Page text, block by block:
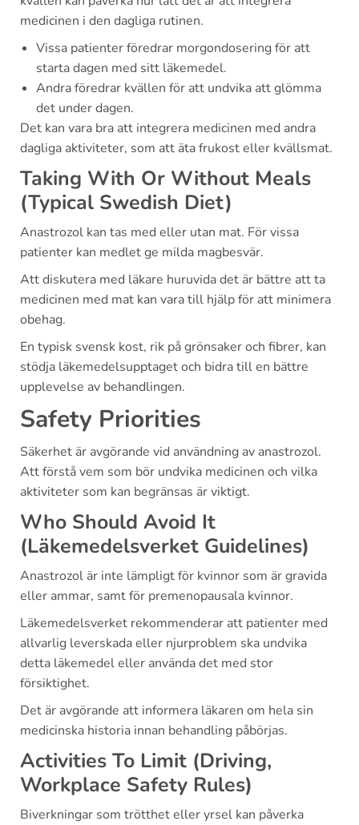
medicinen i den dagliga rutinen.
Vissa patienter föredrar morgondosering för att
starta dagen med sitt läkemedel.
Andra föredrar kvällen för att undvika att glömma
det under dagen.
Det kan vara bra att integrera medicinen med andra
dagliga aktiviteter, som att äta frukost eller kvällsmat.
Taking With Or Without Meals
(Typical Swedish Diet)
Anastrozol kan tas med eller utan mat. För vissa
patienter kan medlet ge milda magbesvär.
Att diskutera med läkare huruvida det är bättre att ta
medicinen med mat kan vara till hjälp för att minimera
obehag.
En typisk svensk kost, rik på grönsaker och fibrer, kan
stödja läkemedelsupptaget och bidra till en bättre
upplevelse av behandlingen.
Safety Priorities
Säkerhet är avgörande vid användning av anastrozol.
Att förstå vem som bör undvika medicinen och vilka
aktiviteter som kan begränsas är viktigt.
Who Should Avoid It
(Läkemedelsverket Guidelines)
Anastrozol är inte lämpligt för kvinnor som är gravida
eller ammar, samt för premenopausala kvinnor.
Läkemedelsverket rekommenderar att patienter med
allvarlig leverskada eller njurproblem ska undvika
detta läkemedel eller använda det med stor
försiktighet.
Det är avgörande att informera läkaren om hela sin
medicinska historia innan behandling påbörjas.
Activities To Limit (Driving,
Workplace Safety Rules)
Biverkningar som trötthet eller yrsel kan påverka